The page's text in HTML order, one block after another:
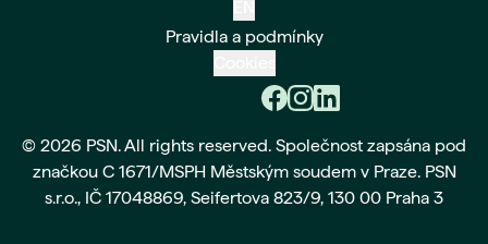
Pravidla a podmínky
© 2026 PSN. All rights reserved. Společnost zapsána pod
značkou C 1671/MSPH Městským soudem v Praze. PSN
s.r.o., IČ 17048869, Seifertova 823/9, 130 00 Praha 3